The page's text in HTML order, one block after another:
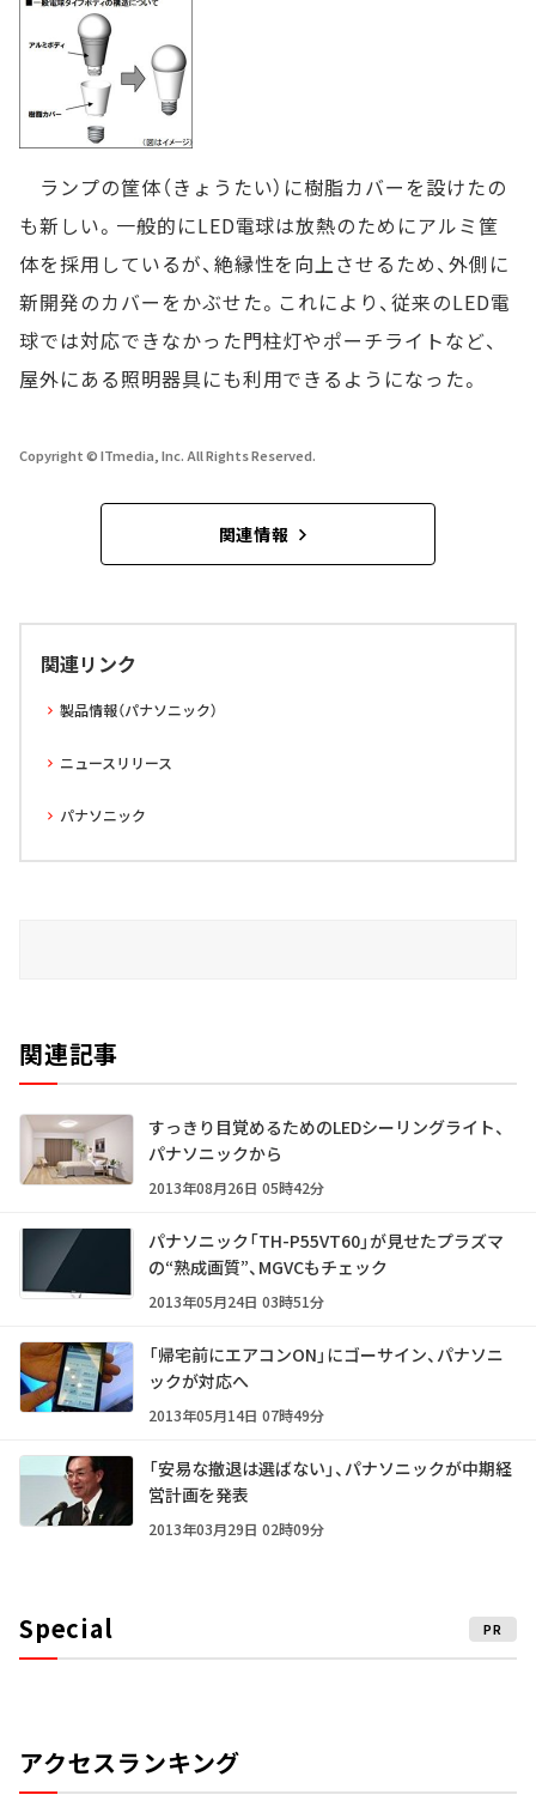
ランプの筐体（きょうたい）に樹脂カバーを設けたの
も新しい。一般的にLED電球は放熱のためにアルミ筐
体を採用しているが、絶縁性を向上させるため、外側に
新開発のカバーをかぶせた。これにより、従来のLED電
球では対応できなかった門柱灯やポーチライトなど、
屋外にある照明器具にも利用できるようになった。
Copyright © ITmedia, Inc. All Rights Reserved.
関連情報
関連リンク
製品情報（パナソニック）
ニュースリリース
パナソニック
関連記事
すっきり目覚めるためのLEDシーリングライト、
パナソニックから
2013年08月26日 05時42分
パナソニック「TH-P55VT60」が見せたプラズマ
の“熟成画質”、MGVCもチェック
2013年05月24日 03時51分
「帰宅前にエアコンON」にゴーサイン、パナソニ
ックが対応へ
2013年05月14日 07時49分
「安易な撤退は選ばない」、パナソニックが中期経
営計画を発表
2013年03月29日 02時09分
Special PR
アクセスランキング